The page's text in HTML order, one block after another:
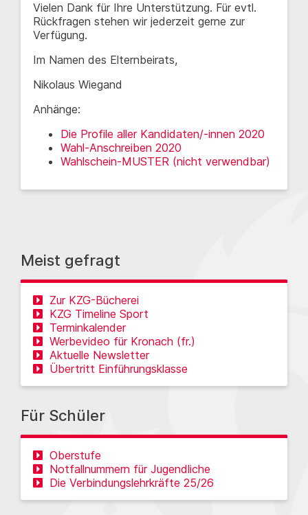
Vielen Dank für Ihre Unterstützung. Für evtl.
Rückfragen stehen wir jederzeit gerne zur
Verfügung.
Im Namen des Elternbeirats,
Nikolaus Wiegand
Anhänge:
Die Profile aller Kandidaten/-innen 2020
Wahl-Anschreiben 2020
Wahlschein-MUSTER (nicht verwendbar)
Meist gefragt
Zur KZG-Bücherei
KZG Timeline Sport
Terminkalender
Werbevideo für Kronach (fr.)
Aktuelle Newsletter
Übertritt Einführungsklasse
Für Schüler
Oberstufe
Notfallnummern für Jugendliche
Die Verbindungslehrkräfte 25/26